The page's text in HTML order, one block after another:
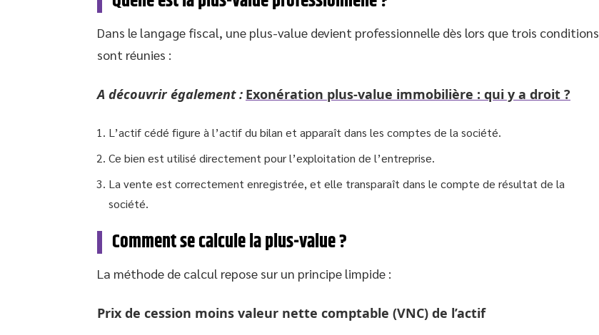
Dans le langage fiscal, une plus-value devient professionnelle dès lors que trois conditions
sont réunies :
A découvrir également : Exonération plus-value immobilière : qui y a droit ?
L’actif cédé figure à l’actif du bilan et apparaît dans les comptes de la société.
Ce bien est utilisé directement pour l’exploitation de l’entreprise.
La vente est correctement enregistrée, et elle transparaît dans le compte de résultat de la
société.
Comment se calcule la plus-value ?
La méthode de calcul repose sur un principe limpide :
Prix de cession moins valeur nette comptable (VNC) de l’actif